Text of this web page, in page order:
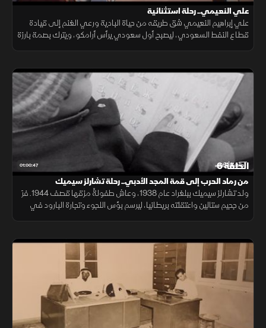
علي النعيمي.. رحلة استثنائية
علي إبراهيم النعيمي شق طريقه من حياة البادية ورعي الغنم إلى قيادة
قطاع النفط السعودي، ليصبح أول سعودي يرأس أرامكو، ويترك بصمة بارزة
01:00:47 الحلقة 6
من رماد الحرب إلى قمة المجد الأدبي.. رحلة تشارلز سيميك
ولد تشارلز سيميك ببلغراد عام 1938، وعاش طفولةً مزقها قصف 1944. فرَ
من جحيم ستالين واعتقلته بريطانيا، ليرسم بؤس اللجوء وتجارة البارود في